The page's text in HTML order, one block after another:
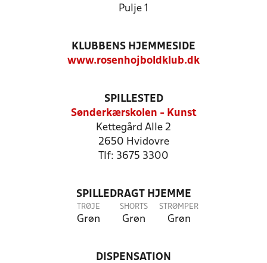
Pulje 1
KLUBBENS HJEMMESIDE
www.rosenhojboldklub.dk
SPILLESTED
Sønderkærskolen - Kunst
Kettegård Alle 2
2650 Hvidovre
Tlf: 3675 3300
SPILLEDRAGT HJEMME
TRØJE
Grøn
SHORTS
Grøn
STRØMPER
Grøn
DISPENSATION